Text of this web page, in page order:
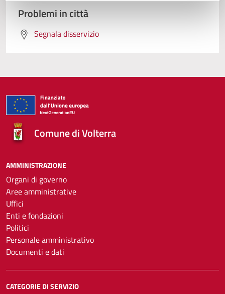
Problemi in città
Segnala disservizio
Comune di Volterra
AMMINISTRAZIONE
Organi di governo
Aree amministrative
Uffici
Enti e fondazioni
Politici
Personale amministrativo
Documenti e dati
CATEGORIE DI SERVIZIO